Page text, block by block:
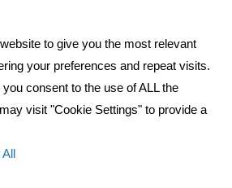
to give you the most relevant
your preferences and repeat visits.
consent to the use of ALL the
visit "Cookie Settings" to provide a